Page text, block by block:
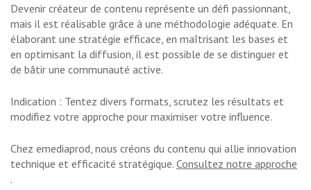
Devenir créateur de contenu représente un défi passionnant,
mais il est réalisable grâce à une méthodologie adéquate. En
élaborant une stratégie efficace, en maîtrisant les bases et
en optimisant la diffusion, il est possible de se distinguer et
de bâtir une communauté active.
Indication : Tentez divers formats, scrutez les résultats et
modifiez votre approche pour maximiser votre influence.
Chez emediaprod, nous créons du contenu qui allie innovation
technique et efficacité stratégique. Consultez notre approche
.